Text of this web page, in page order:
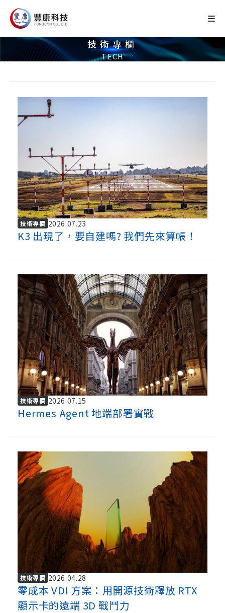
技術專欄
TECH
技術專欄 2026.07.23
K3 出現了，要自建嗎? 我們先來算帳！
技術專欄 2026.07.15
Hermes Agent 地端部署實戰
技術專欄 2026.04.28
零成本 VDI 方案：用開源技術釋放 RTX
顯示卡的遠端 3D 戰鬥力